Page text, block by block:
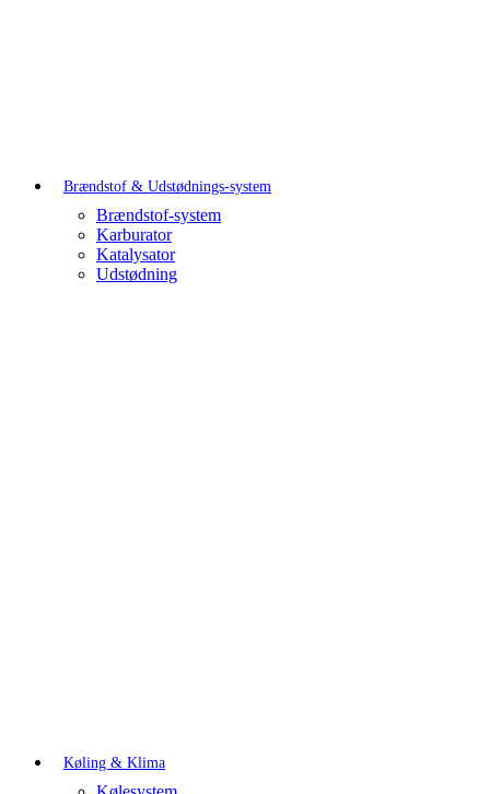
Brændstof & Udstødnings-system
Brændstof-system
Karburator
Katalysator
Udstødning
Køling & Klima